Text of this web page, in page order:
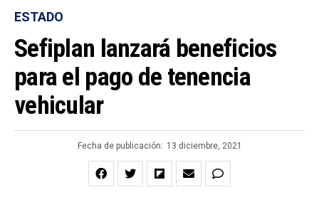
ESTADO
Sefiplan lanzará beneficios
para el pago de tenencia
vehicular
Fecha de publicación: 13 diciembre, 2021